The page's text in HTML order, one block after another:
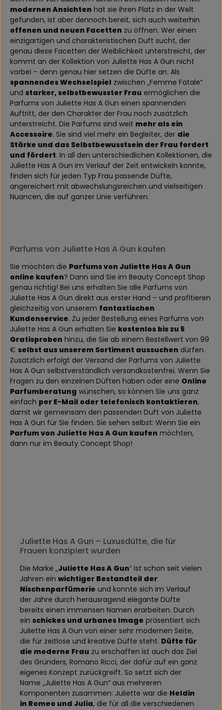
modernen Ansichten hat sie ihren Platz in der Welt
gefunden, ist aber dennoch bereit, sich auch weiterhin
offenen und neuen Facetten zu öffnen. Wer einen
einzigartigen und charakteristischen Duft sucht, der
genau diese Facetten der Weiblichkeit unterstreicht, der
kommt an der Kollektion von Juliette Has A Gun nicht
vorbei – denn genau hier setzen die Düfte an. Als
spannendes Wechselspiel zwischen „Femme Fatale“
und starker, selbstbewusster Frau ermöglichen die
Parfums von Juliette Has A Gun einen spannenden
Auftritt, der den Charakter der Frau noch zusätzlich
unterstreicht. Die Parfums sind weit mehr als ein
Accessoire. Sie sind viel mehr ein Begleiter, der die
Stärke und das Selbstbewusstsein der Frau fordert
und fördert. In all den unterschiedlichen Kollektionen, die
Juliette Has A Gun im Verlauf der Zeit entwickeln konnte,
finden sich für jeden Typ Frau passende Düfte,
angereichert mit abwechslungsreichen und vielseitigen
Nuancen, die auf ganzer Linie verführen.
Parfums von Juliette Has A Gun kaufen
Sie möchten die Parfums von Juliette Has A Gun
online kaufen? Dann sind Sie im Beauty Concept Shop
genau richtig! Bei uns erhalten Sie alle Parfums von
Juliette Has A Gun direkt aus erster Hand – und profitieren
gleichzeitig von unserem fantastischen
Kundenservice. Zu jeder Bestellung eines Parfums von
Juliette Has A Gun erhalten Sie kostenlos bis zu 5
Gratisproben hinzu, die Sie ab einem Bestellwert von 99
€ selbst aus unserem Sortiment aussuchen dürfen.
Zusätzlich erfolgt der Versand der Parfums von Juliette
Has A Gun selbstverständlich versandkostenfrei. Wenn Sie
Fragen zu den einzelnen Düften haben oder eine Online
Parfumberatung wünschen, so können Sie uns ganz
einfach per E-Mail oder telefonisch kontaktieren,
damit wir gemeinsam den passenden Duft von Juliette
Has A Gun für Sie finden. Sie sehen selbst: Wenn Sie ein
Parfum von Juliette Has A Gun kaufen möchten,
dann nur im Beauty Concept Shop!
Juliette Has A Gun – Luxusdüfte, die für
Frauen konzipiert wurden
Die Marke „Juliette Has A Gun“ ist schon seit vielen
Jahren ein wichtiger Bestandteil der
Nischenparfümerie und konnte sich im Verlauf
der Jahre durch herausragend elegante Düfte
bereits einen immensen Namen erarbeiten. Durch
ein schickes und urbanes Image präsentiert sich
Juliette Has A Gun von einer sehr modernen Seite,
die für zeitlose und kreative Düfte steht. Düfte für
die moderne Frau zu erschaffen ist auch das Ziel
des Gründers, Romano Ricci, der dafür auf ein ganz
eigenes Konzept zurückgreift. So setzt sich der
Name „Juliette Has A Gun“ aus mehreren
Komponenten zusammen: Juliette war die Heldin
in Romeo und Julia, die für all die verschiedenen